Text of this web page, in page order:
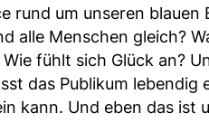
rund um unseren blauen
alle Menschen gleich?
fühlt sich Glück an?
das Publikum lebendig
kann. Und eben das ist